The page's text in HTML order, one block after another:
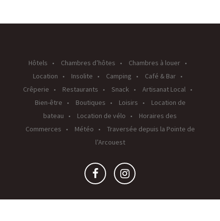
Hôtels Chambres d’hôtes
Chambres à louer
Location
Insolite Camping
Café & Bar
Crêperie
Restaurants Snack
Artisanat Local
Bien-être
Boutiques Loisirs
Location de
bateau
Location de vélo
Horaires des
Commerces
Météo
Traversée depuis la Pointe de
l’Arcouest